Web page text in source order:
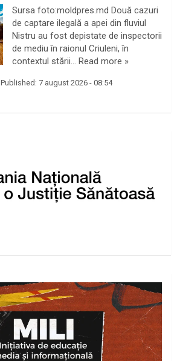
Sursa foto:moldpres.md Două cazuri
de captare ilegală a apei din fluviul
Nistru au fost depistate de inspectorii
de mediu în raionul Criuleni, în
contextul stării… Read more »
Published: 7 august 2026 - 08:54